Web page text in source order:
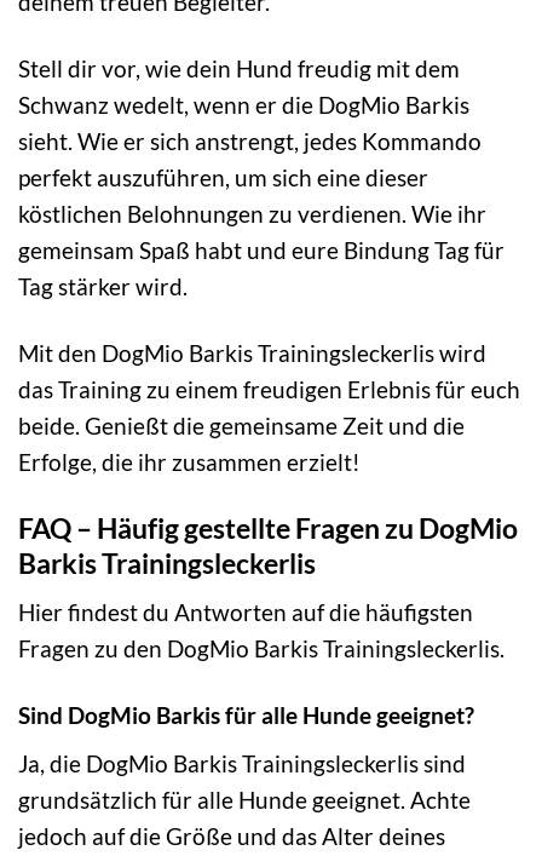
Stell dir vor, wie dein Hund freudig mit dem
Schwanz wedelt, wenn er die DogMio Barkis
sieht. Wie er sich anstrengt, jedes Kommando
perfekt auszuführen, um sich eine dieser
köstlichen Belohnungen zu verdienen. Wie ihr
gemeinsam Spaß habt und eure Bindung Tag für
Tag stärker wird.
Mit den DogMio Barkis Trainingsleckerlis wird
das Training zu einem freudigen Erlebnis für euch
beide. Genießt die gemeinsame Zeit und die
Erfolge, die ihr zusammen erzielt!
FAQ – Häufig gestellte Fragen zu DogMio
Barkis Trainingsleckerlis
Hier findest du Antworten auf die häufigsten
Fragen zu den DogMio Barkis Trainingsleckerlis.
Sind DogMio Barkis für alle Hunde geeignet?
Ja, die DogMio Barkis Trainingsleckerlis sind
grundsätzlich für alle Hunde geeignet. Achte
jedoch auf die Größe und das Alter deines